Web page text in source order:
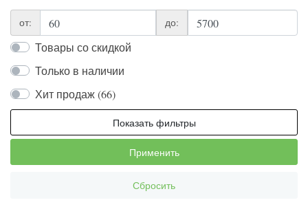
от: до:
Товары со скидкой
Только в наличии
Хит продаж (66)
Показать фильтры
Применить
Сбросить